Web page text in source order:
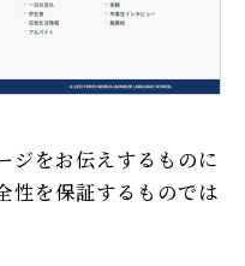
ジをお伝えするものに
性を保証するものでは